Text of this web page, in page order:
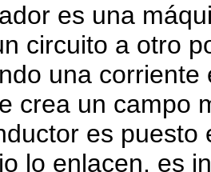
es una
circuito a otro
una
crea un campo
es
lo enlacen, es